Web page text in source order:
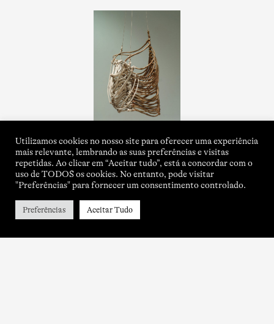
Utilizamos cookies no nosso site para oferecer uma experiência
mais relevante, lembrando as suas preferências e visitas
repetidas. Ao clicar em “Aceitar tudo”, está a concordar com o
uso de TODOS os cookies. No entanto, pode visitar
"Preferências" para fornecer um consentimento controlado.
Preferências Aceitar Tudo